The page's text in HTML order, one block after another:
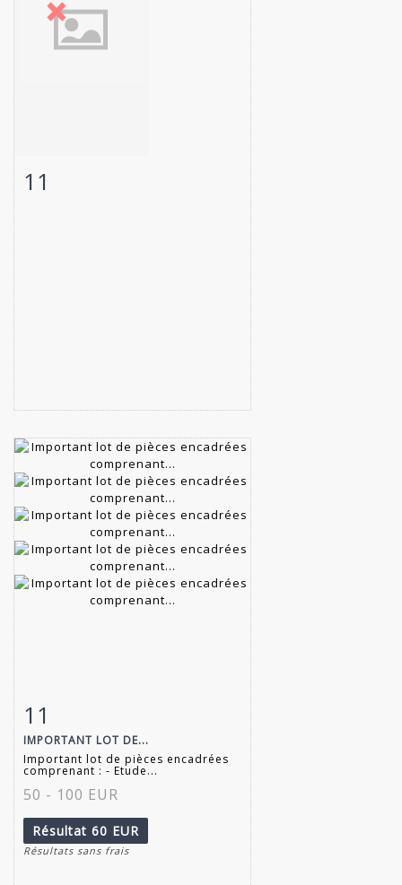
Fiche détaillée
11
Fiche détaillée
11
IMPORTANT LOT DE...
Important lot de pièces encadrées
comprenant : - Etude...
50 - 100 EUR
Résultat 60 EUR
Résultats sans frais